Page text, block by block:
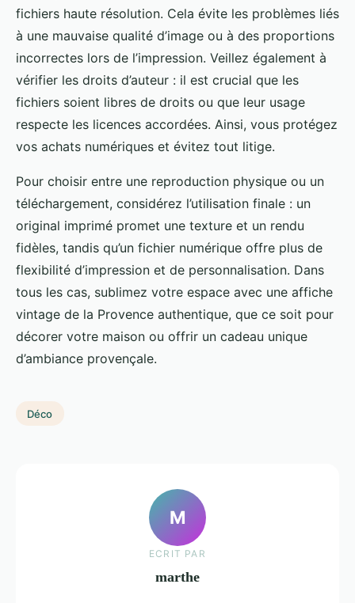
fichiers haute résolution. Cela évite les problèmes liés
à une mauvaise qualité d’image ou à des proportions
incorrectes lors de l’impression. Veillez également à
vérifier les droits d’auteur : il est crucial que les
fichiers soient libres de droits ou que leur usage
respecte les licences accordées. Ainsi, vous protégez
vos achats numériques et évitez tout litige.
Pour choisir entre une reproduction physique ou un
téléchargement, considérez l’utilisation finale : un
original imprimé promet une texture et un rendu
fidèles, tandis qu’un fichier numérique offre plus de
flexibilité d’impression et de personnalisation. Dans
tous les cas, sublimez votre espace avec une affiche
vintage de la Provence authentique, que ce soit pour
décorer votre maison ou offrir un cadeau unique
d’ambiance provençale.
Déco
M
ECRIT PAR
marthe